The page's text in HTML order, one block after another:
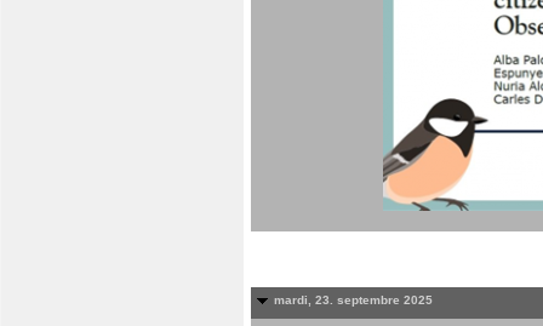
mardi, 23. septembre 2025